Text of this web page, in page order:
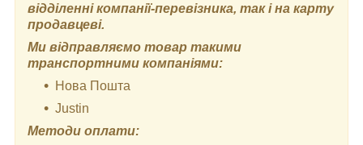
відділенні компанії-перевізника, так і на карту
продавцеві.
Ми відправляємо товар такими
транспортними компаніями:
Нова Пошта
Justin
Методи оплати: